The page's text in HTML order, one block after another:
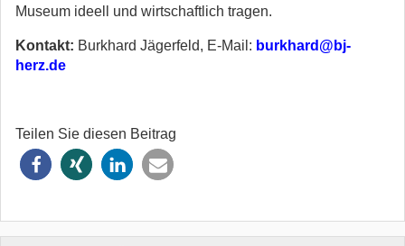
Museum ideell und wirtschaftlich tragen.
Kontakt: Burkhard Jägerfeld, E-Mail: burkhard@bj-
herz.de
Teilen Sie diesen Beitrag